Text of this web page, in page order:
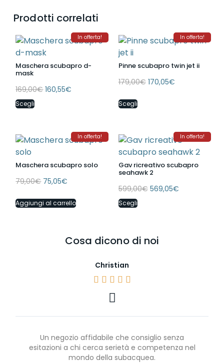
Prodotti correlati
In offerta!
Maschera scubapro d-
mask
169,00€ 160,55€
Scegli
In offerta!
Pinne scubapro twin jet ii
179,00€ 170,05€
Scegli
In offerta!
Maschera scubapro solo
79,00€ 75,05€
Aggiungi al carrello
In offerta!
Gav ricreativo scubapro
seahawk 2
599,00€ 569,05€
Scegli
Cosa dicono di noi
Christian
    
Un negozio affidabile che consiglio senza
esitazioni a chi cerca serietà e competenza nel
mondo della subacquea.